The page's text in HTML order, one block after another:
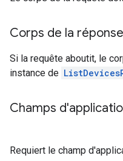
Corps de la réponse
Si la requête aboutit, le
instance de
Champs
Requiert le champ